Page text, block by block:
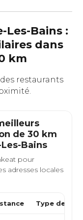
Bains :
dans
km
restaurants
de 30 km
Bains
pour
adresses locales
Type de